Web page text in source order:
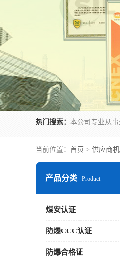
热门搜索：
当前位置： 首页 > 供应商机
产品分类 Product
煤安认证
防爆CCC认证
防爆合格证